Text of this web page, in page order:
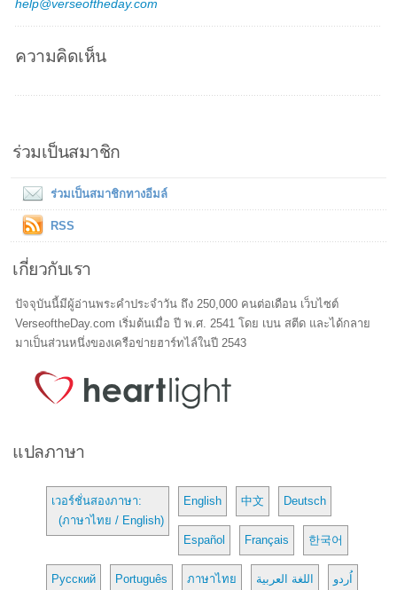
help@verseoftheday.com
ความคิดเห็น
ร่วมเป็นสมาชิก
ร่วมเป็นสมาชิกทางอีมล์
RSS
เกี่ยวกับเรา
ปัจจุบันนี้มีผู้อ่านพระคำประจำวัน ถึง 250,000 คนต่อเดือน เว็บไซต์
VerseoftheDay.com เริ่มต้นเมื่อ ปี พ.ศ. 2541 โดย เบน สตีด และได้กลาย
มาเป็นส่วนหนึ่งของเครือข่ายฮาร์ทไล์ในปี 2543
แปลภาษา
เวอร์ชั่นสองภาษา:
(ภาษาไทย / English)
English 中文 Deutsch
Español Français 한국어
Русский Português ภาษาไทย اللغة العربية اُردو